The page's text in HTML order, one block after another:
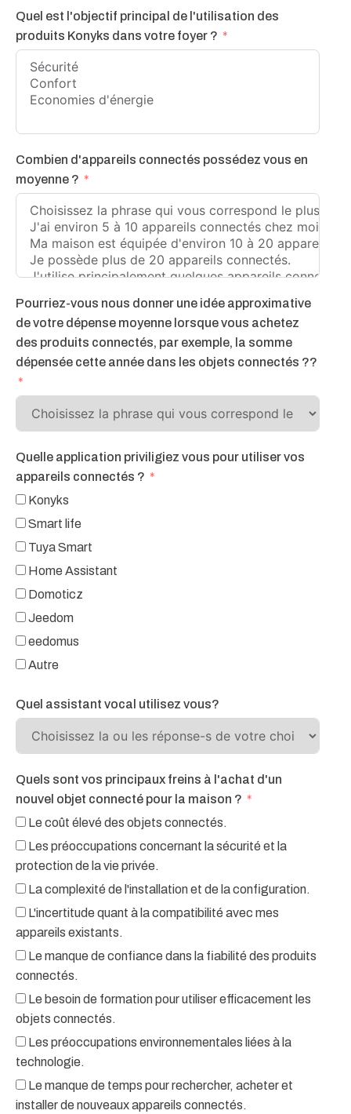
Quel est l'objectif principal de l'utilisation des
produits Konyks dans votre foyer ?
Combien d'appareils connectés possédez vous en
moyenne ?
Pourriez-vous nous donner une idée approximative
de votre dépense moyenne lorsque vous achetez
des produits connectés, par exemple, la somme
dépensée cette année dans les objets connectés ??
Quelle application priviligiez vous pour utiliser vos
appareils connectés ?
Konyks
Smart life
Tuya Smart
Home Assistant
Domoticz
Jeedom
eedomus
Autre
Quel assistant vocal utilisez vous?
Quels sont vos principaux freins à l'achat d'un
nouvel objet connecté pour la maison ?
Le coût élevé des objets connectés.
Les préoccupations concernant la sécurité et la
protection de la vie privée.
La complexité de l'installation et de la configuration.
L'incertitude quant à la compatibilité avec mes
appareils existants.
Le manque de confiance dans la fiabilité des produits
connectés.
Le besoin de formation pour utiliser efficacement les
objets connectés.
Les préoccupations environnementales liées à la
technologie.
Le manque de temps pour rechercher, acheter et
installer de nouveaux appareils connectés.